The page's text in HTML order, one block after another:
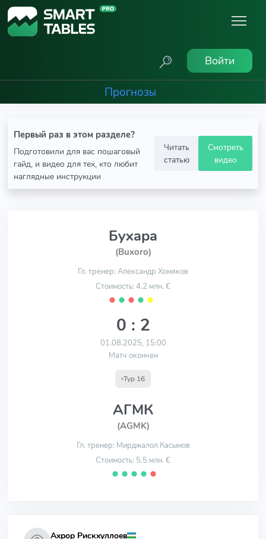
Войти
Прогнозы
Первый раз в этом разделе?
Подготовили для вас пошаговый
гайд, и видео для тех, кто любит
наглядные инструкции
Читать
статью
Смотреть
видео
Бухара
(Buxoro)
Гл. тренер: Александр Хомяков
Стоимость: 4.2 млн. €
⬤ ⬤ ⬤ ⬤ ⬤
0 : 2
01.08.2025, 15:00
Матч окончен
Тур 16
АГМК
(AGMK)
Гл. тренер: Мирджалол Касымов
Стоимость: 5.5 млн. €
⬤ ⬤ ⬤ ⬤ ⬤
Ахрор Рискхуллоев